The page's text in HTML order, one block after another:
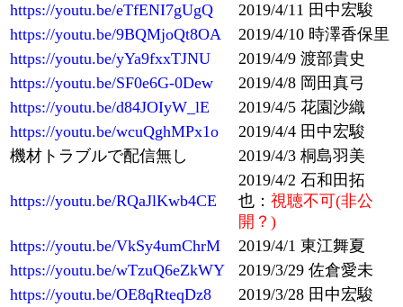
https://youtu.be/eTfENI7gUgQ
2019/4/11 田中宏駿
https://youtu.be/9BQMjoQt8OA
2019/4/10 時澤香保里
https://youtu.be/yYa9fxxTJNU
2019/4/9 渡部貴史
https://youtu.be/SF0e6G-0Dew
2019/4/8 岡田真弓
https://youtu.be/d84JOIyW_lE
2019/4/5 花園沙織
https://youtu.be/wcuQghMPx1o
2019/4/4 田中宏駿
機材トラブルで配信無し
2019/4/3 桐島羽美
https://youtu.be/RQaJlKwb4CE
2019/4/2 石和田拓
也： 視聴不可(非公
開？)
https://youtu.be/VkSy4umChrM
2019/4/1 東江舞夏
https://youtu.be/wTzuQ6eZkWY
2019/3/29 佐倉愛未
https://youtu.be/OE8qRteqDz8
2019/3/28 田中宏駿